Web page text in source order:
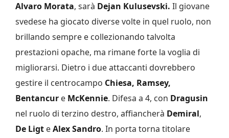
Alvaro Morata, sarà Dejan Kulusevski. Il giovane
svedese ha giocato diverse volte in quel ruolo, non
brillando sempre e collezionando talvolta
prestazioni opache, ma rimane forte la voglia di
migliorarsi. Dietro i due attaccanti dovrebbero
gestire il centrocampo Chiesa, Ramsey,
Bentancur e McKennie. Difesa a 4, con Dragusin
nel ruolo di terzino destro, affiancherà Demiral,
De Ligt eAlex Sandro. In porta torna titolare